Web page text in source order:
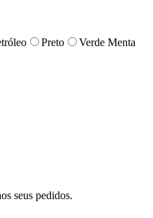
Preto Verde Menta
seus pedidos.